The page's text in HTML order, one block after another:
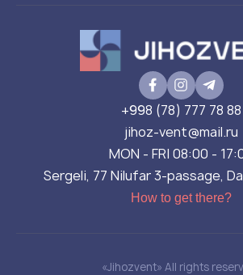
+998 (78) 777 78 88
jihoz-vent@mail.ru
MON - FRI 08:00 -
Sergeli, 77 Nilufar 3-passage,
How to get there?
«Jihozvent» All rights